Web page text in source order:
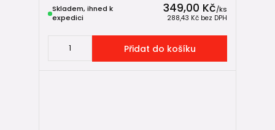
349,00 Kč/ks
288,43 Kč bez DPH
Skladem, ihned k
expedici
Přidat do košíku